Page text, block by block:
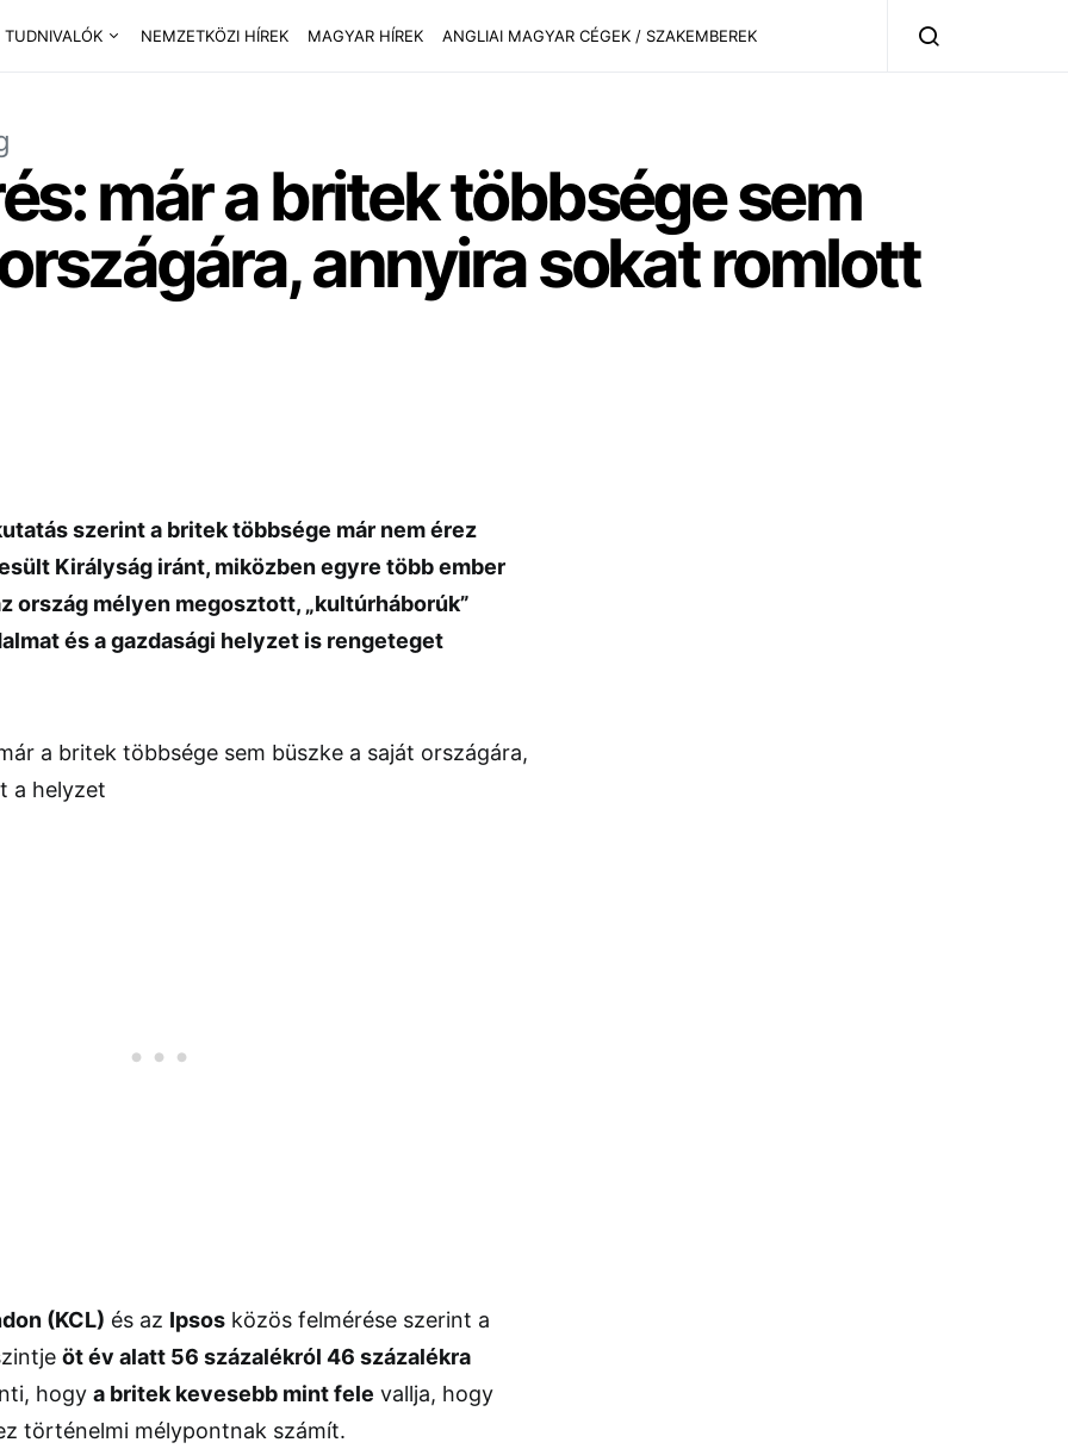
NEMZETKÖZI HÍREK MAGYAR HÍREK ANGLIAI MAGYAR CÉGEK / SZAKEMBEREK
már a britek többsége sem
annyira sokat romlott
szerint a britek többsége már nem érez
Királyság iránt, miközben egyre több ember
ország mélyen megosztott, „kultúrháborúk”
és a gazdasági helyzet is rengeteget
(KCL) és az Ipsos közös felmérése szerint a
öt év alatt 56 százalékról 46 százalékra
hogy a britek kevesebb mint fele vallja, hogy
történelmi mélypontnak számít.